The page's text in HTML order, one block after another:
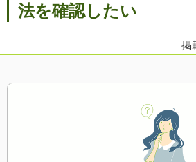
相談
法を確認したい
掲